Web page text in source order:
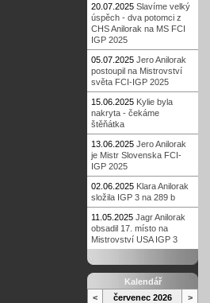
20.07.2025 Slavíme velký
úspěch - dva potomci z
CHS Anilorak na MS FCI
IGP 2025
05.07.2025 Jero Anilorak
postoupil na Mistrovství
světa FCI-IGP 2025
15.06.2025 Kylie byla
nakryta - čekáme
štěňátka
13.06.2025 Jero Anilorak
je Mistr Slovenska FCI-
IGP 2025
02.06.2025 Klara Anilorak
složila IGP 3 na 289 b
11.05.2025 Jagr Anilorak
obsadil 17. místo na
Mistrovství USA IGP 3
Kalendář
<
červenec 2026 >